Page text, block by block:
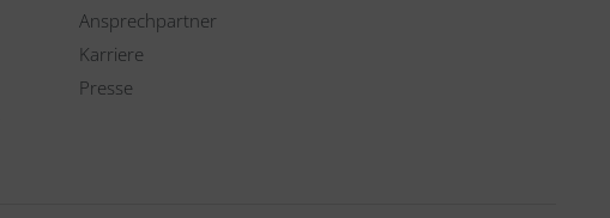
Ansprechpartner
Karriere
Presse